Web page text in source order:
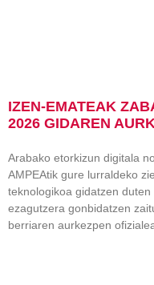
IZEN-EMATEAK
2026 GIDAREN
Arabako etorkizun digitala
AMPEAtik gure lurraldeko
teknologikoa gidatzen
ezagutzera gonbidatzen
berriaren aurkezpen